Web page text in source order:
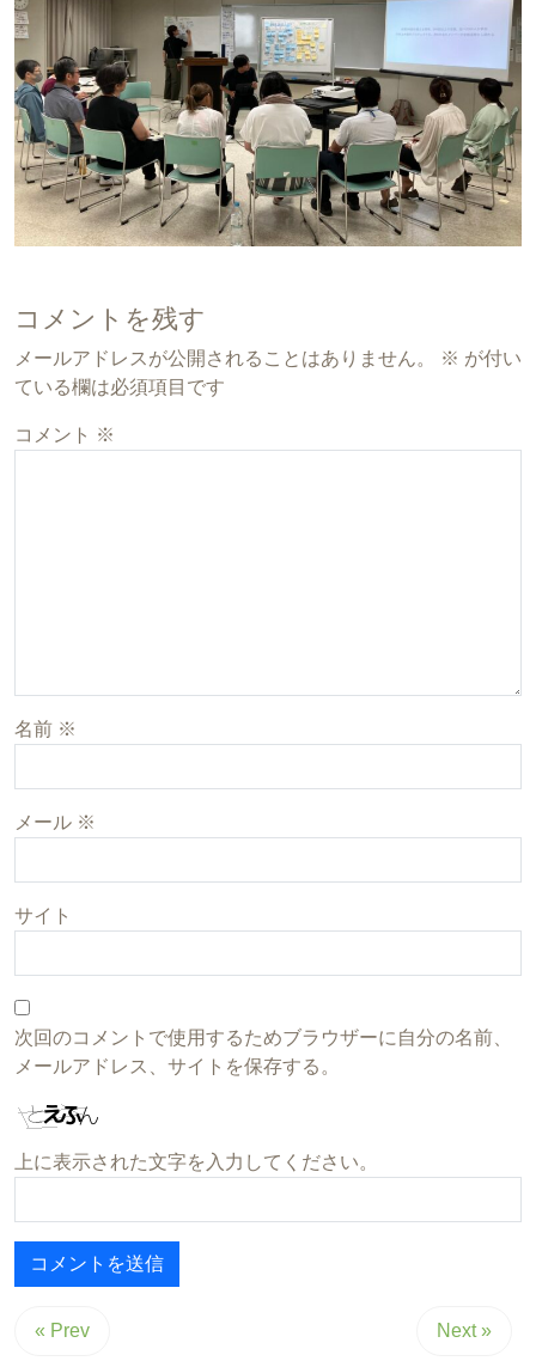
コメントを残す
メールアドレスが公開されることはありません。 ※ が付い
ている欄は必須項目です
コメント ※
名前 ※
メール ※
サイト
次回のコメントで使用するためブラウザーに自分の名前、
メールアドレス、サイトを保存する。
上に表示された文字を入力してください。
« Prev Next »